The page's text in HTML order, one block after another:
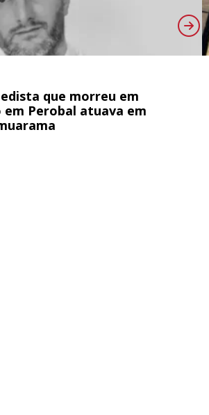
que morreu em
Perobal atuava em